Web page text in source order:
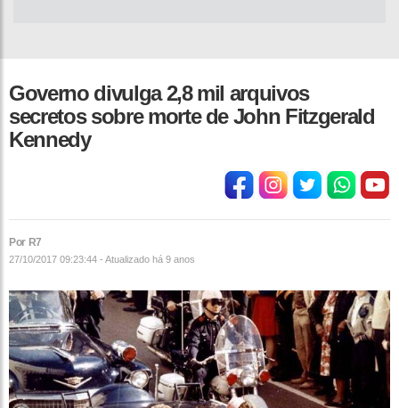
Governo divulga 2,8 mil arquivos
secretos sobre morte de John Fitzgerald
Kennedy
Por R7
27/10/2017 09:23:44 - Atualizado há 9 anos